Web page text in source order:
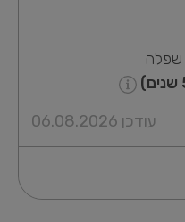
שפלה
עודכן 06.08.2026